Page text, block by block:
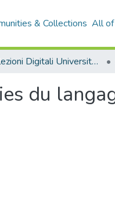
& Collections All of
Collezioni Digitali Università della Calabria
du